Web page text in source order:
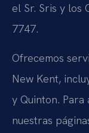
el Sr. Sris y los
7747.
Ofrecemos
New Kent,
y Quinton. Para
nuestras